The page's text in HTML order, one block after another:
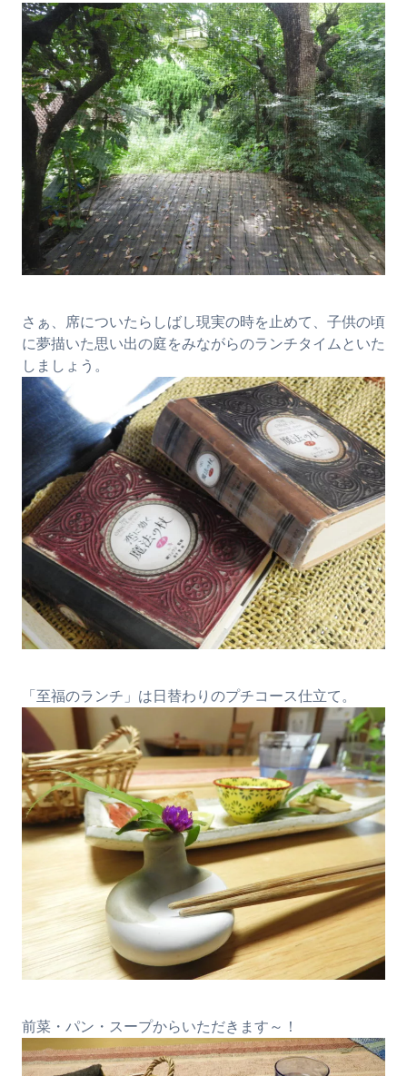
さぁ、席についたらしばし現実の時を止めて、子供の頃
に夢描いた思い出の庭をみながらのランチタイムといた
しましょう。
「至福のランチ」は日替わりのプチコース仕立て。
前菜・パン・スープからいただきます～！